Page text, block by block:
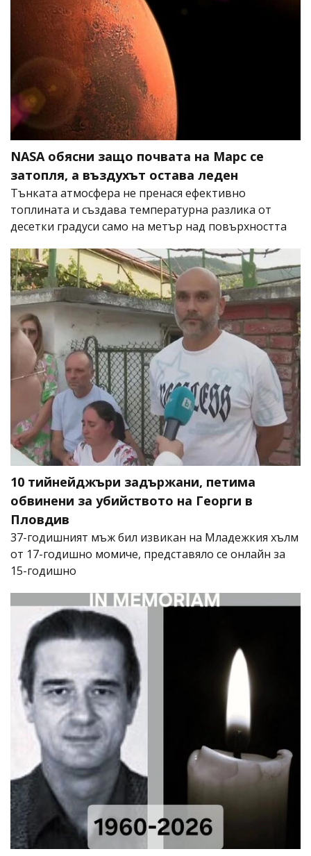
NASA обясни защо почвата на Марс се
затопля, а въздухът остава леден
Тънката атмосфера не пренася ефективно
топлината и създава температурна разлика от
десетки градуси само на метър над повърхността
10 тийнейджъри задържани, петима
обвинени за убийството на Георги в
Пловдив
37-годишният мъж бил извикан на Младежкия хълм
от 17-годишно момиче, представяло се онлайн за
15-годишно